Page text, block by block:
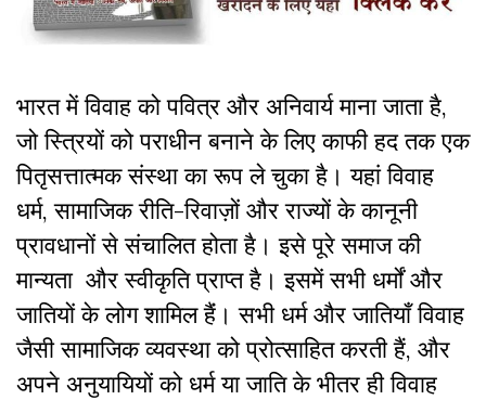
भारत में विवाह को पवित्र और अनिवार्य माना जाता है,
जो स्त्रियों को पराधीन बनाने के लिए काफी हद तक एक
पितृसत्तात्मक संस्था का रूप ले चुका है। यहां विवाह
धर्म, सामाजिक रीति-रिवाज़ों और राज्यों के कानूनी
प्रावधानों से संचालित होता है। इसे पूरे समाज की
मान्यता और स्वीकृति प्राप्त है। इसमें सभी धर्मों और
जातियों के लोग शामिल हैंं। सभी धर्म और जातियाँ विवाह
जैसी सामाजिक व्यवस्था को प्रोत्साहित करती हैं, और
अपने अनुयायियों को धर्म या जाति के भीतर ही विवाह